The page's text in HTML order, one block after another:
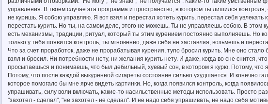
управления. В твоем случае эта программа и пространство, в котором ты лишился
не куришь. Я собою управляю. Я вот взял и перестал хотеть курить, перестал себя
перестать курить. Но ты, на самом деле, этого не можешь. Ты не управляешь собою. В этом
есть механизмы, традиции, ритуал, который ты этим курением постоянно выполняешь. Но
только у тебя появится контроль, ты мгновенно, даже себя не заставляя, возьмешь и
Что за счет проработок, даже не прорабатывая курения, тупо бросил курить. Мне оно
взял и бросил. Ни потребности нету, ни желания курить нету. И даже, когда во сне снится,
просыпаешься и понимаешь, что был дебильный, хуевый сон, в котором я курю. Потому, что
Потому, что после каждой выкуренной сигареты состояние сильно ухудшается. И конечно
которое помогало бы мне ярче видеть картинки. Но, когда появился контроль, когда
упрашивать, силу воли включать, какие-то насильственные методы использовать. Просто
"захотел - сделал", "не захотел - не сделал". И не надо себя упрашивать, не надо себя